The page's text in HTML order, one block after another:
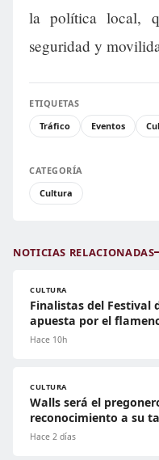
la política local,
seguridad y
ETIQUETAS
Tráfico
Eventos
CATEGORÍA
Cultura
NOTICIAS RELACIONADAS
CULTURA
Finalistas del Festival
apuesta por el
Hace 10h
CULTURA
Walls será el
reconocimiento a su
Hace 2 días